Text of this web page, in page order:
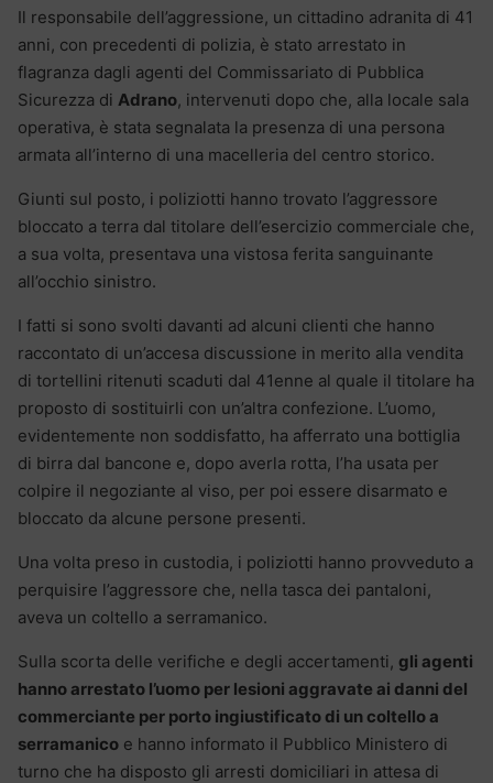
Il responsabile dell’aggressione, un cittadino adranita di 41
anni, con precedenti di polizia, è stato arrestato in
flagranza dagli agenti del Commissariato di Pubblica
Sicurezza di Adrano, intervenuti dopo che, alla locale sala
operativa, è stata segnalata la presenza di una persona
armata all’interno di una macelleria del centro storico.
Giunti sul posto, i poliziotti hanno trovato l’aggressore
bloccato a terra dal titolare dell’esercizio commerciale che,
a sua volta, presentava una vistosa ferita sanguinante
all’occhio sinistro.
I fatti si sono svolti davanti ad alcuni clienti che hanno
raccontato di un’accesa discussione in merito alla vendita
di tortellini ritenuti scaduti dal 41enne al quale il titolare ha
proposto di sostituirli con un’altra confezione. L’uomo,
evidentemente non soddisfatto, ha afferrato una bottiglia
di birra dal bancone e, dopo averla rotta, l’ha usata per
colpire il negoziante al viso, per poi essere disarmato e
bloccato da alcune persone presenti.
Una volta preso in custodia, i poliziotti hanno provveduto a
perquisire l’aggressore che, nella tasca dei pantaloni,
aveva un coltello a serramanico.
Sulla scorta delle verifiche e degli accertamenti, gli agenti
hanno arrestato l’uomo per lesioni aggravate ai danni del
commerciante per porto ingiustificato di un coltello a
serramanico e hanno informato il Pubblico Ministero di
turno che ha disposto gli arresti domiciliari in attesa di